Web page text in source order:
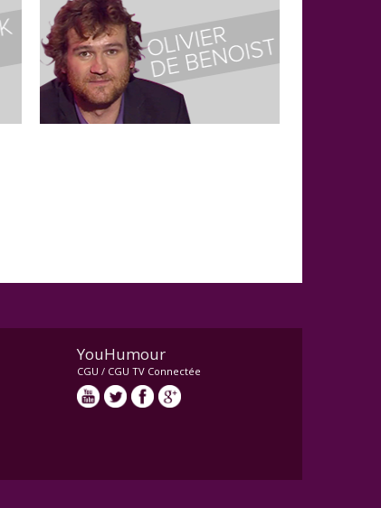
YouHumour
CGU / CGU TV Connectée